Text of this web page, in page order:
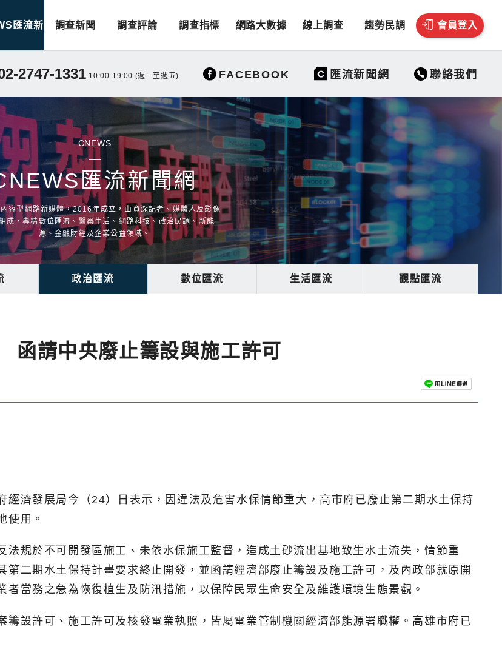
匯流新聞 調查新聞 調查評論 調查指標 網路大數據 線上調查 趨勢民調 會員登入
2747-1331 10:00-19:00 (週一至週五) FACEBOOK 匯流新聞網 聯絡我們
CNEWS
匯流新聞網
容型網路新媒體，2016年成立，由資深記者、媒體人及影像
成，專精數位匯流、醫藥生活、網路科技、政治民調、新能
源、金融財經及企業公益領域。
政治匯流 數位匯流 生活匯流 觀點匯流
請中央廢止籌設與施工許可
濟發展局今（24）日表示，因違法及危害水保情節重大，高市府已廢止第二期水土保持
使用。
規於不可開發區施工、未依水保施工監督，造成土砂流出基地致生水土流失，情節重
二期水土保持計畫要求終止開發，並函請經濟部廢止籌設及施工許可，及內政部就原開
當務之急為恢復植生及防汛措施，以保障民眾生命安全及維護環境生態景觀。
設許可、施工許可及核發電業執照，皆屬電業管制機關經濟部能源署職權。高雄市府已